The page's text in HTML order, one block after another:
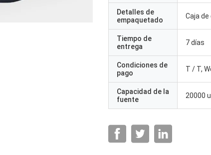
Detalles de
empaquetado
Caja
Tiempo de
entrega
7 días
Condiciones de
pago
T / T,
Capacidad de la
fuente
20000